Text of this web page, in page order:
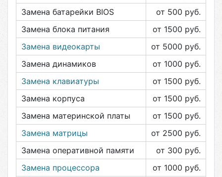
Замена батарейки BIOS
от 500 руб.
Замена блока питания
от 1500 руб.
Замена видеокарты
от 5000 руб.
Замена динамиков
от 1000 руб.
Замена клавиатуры
от 1500 руб.
Замена корпуса
от 1500 руб.
Замена материнской платы
от 1500 руб.
Замена матрицы
от 2500 руб.
Замена оперативной памяти
от 300 руб.
Замена процессора
от 1000 руб.